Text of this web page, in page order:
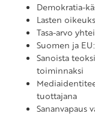
Demokratia-
Lasten
Tasa-arvo
Suomen ja
Sanoista
toiminnaksi
tuottajana
Sananvapaus